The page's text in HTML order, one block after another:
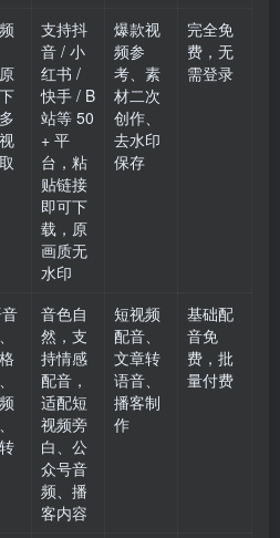
支持抖
音 / 小
红书 /
快手 / B
站等 50
+ 平
台，粘
贴链接
即可下
载，原
画质无
水印
爆款视
频参
考、素
材二次
创作、
去水印
保存
完全免
费，无
需登录
音色自
然，支
持情感
配音，
适配短
视频旁
白、公
众号音
频、播
客内容
短视频
配音、
文章转
语音、
播客制
作
基础配
音免
费，批
量付费